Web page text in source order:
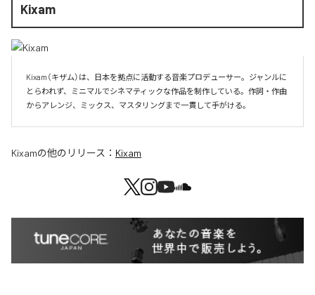
Kixam
Kixam（キザム）は、日本を拠点に活動する音楽プロデューサー。ジャンルに
とらわれず、ミニマルでシネマティックな作品を制作している。作詞・作曲
からアレンジ、ミックス、マスタリングまで一貫して手がける。
Kixamの他のリリース： Kixam